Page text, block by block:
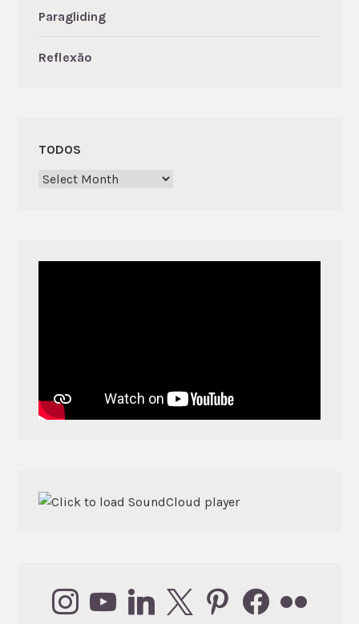
Paragliding
Reflexão
TODOS
Todos